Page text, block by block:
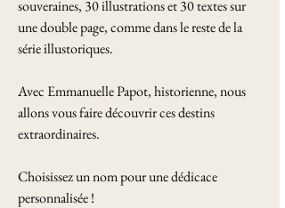
souveraines, 30 illustrations et 30 textes sur
une double page, comme dans le reste de la
série illustoriques.
Avec Emmanuelle Papot, historienne, nous
allons vous faire découvrir ces destins
extraordinaires.
Choisissez un nom pour une dédicace
personnalisée !